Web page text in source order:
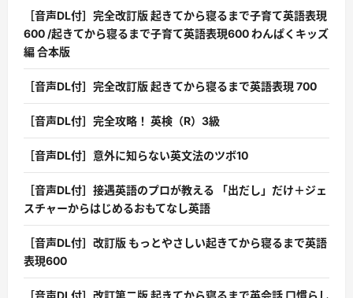
［音声DL付］完全改訂版 起きてから寝るまで子育て英語表現
600 /起きてから寝るまで子育て英語表現600 わんぱくキッズ
編 合本版
［音声DL付］完全改訂版 起きてから寝るまで英語表現 700
［音声DL付］完全攻略！ 英検（R）3級
［音声DL付］意外に知らない英文法のツボ10
［音声DL付］接遇英語のプロが教える 「出だし」だけ＋ジェ
スチャーからはじめるおもてなし英語
［音声DL付］改訂版 もっとやさしい起きてから寝るまで英語
表現600